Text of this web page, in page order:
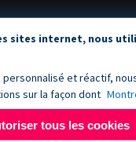
sites internet, nous
et réactif,
sur la façon dont
tous les cookies